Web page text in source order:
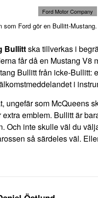
Ford Motor Company
som Ford gör en Bullitt-Mustang.
Bullittska tillverkas i
får då en Mustang V8
Bullitt från icke-Bullitt:
i
ungefär som McQueens
extra emblem. Bullitt är
Och inte skulle väl du
så särdeles väl.